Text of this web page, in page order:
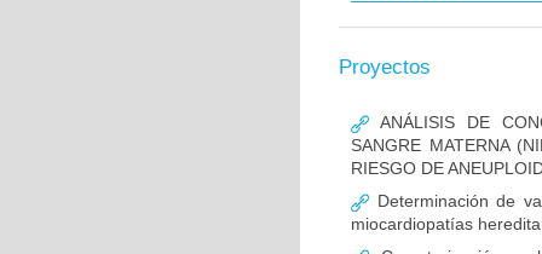
Proyectos
ANÁLISIS DE
SANGRE MATERNA
RIESGO DE
Determinación de
miocardiopatías